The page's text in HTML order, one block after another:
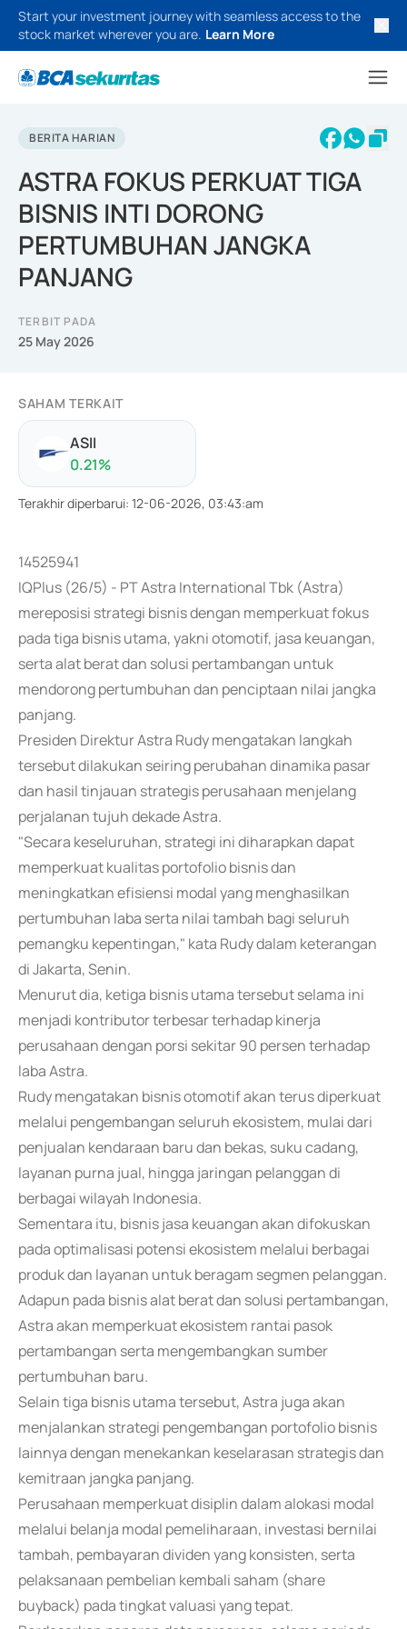
Start your investment journey with seamless access to the
stock market wherever you are. Learn More
BERITA HARIAN
ASTRA FOKUS PERKUAT TIGA
BISNIS INTI DORONG
PERTUMBUHAN JANGKA
PANJANG
TERBIT PADA
25 May 2026
SAHAM TERKAIT
ASII
0.21%
Terakhir diperbarui: 12-06-2026, 03:43:am
14525941
IQPlus (26/5) - PT Astra International Tbk (Astra)
mereposisi strategi bisnis dengan memperkuat fokus
pada tiga bisnis utama, yakni otomotif, jasa keuangan,
serta alat berat dan solusi pertambangan untuk
mendorong pertumbuhan dan penciptaan nilai jangka
panjang.
Presiden Direktur Astra Rudy mengatakan langkah
tersebut dilakukan seiring perubahan dinamika pasar
dan hasil tinjauan strategis perusahaan menjelang
perjalanan tujuh dekade Astra.
"Secara keseluruhan, strategi ini diharapkan dapat
memperkuat kualitas portofolio bisnis dan
meningkatkan efisiensi modal yang menghasilkan
pertumbuhan laba serta nilai tambah bagi seluruh
pemangku kepentingan," kata Rudy dalam keterangan
di Jakarta, Senin.
Menurut dia, ketiga bisnis utama tersebut selama ini
menjadi kontributor terbesar terhadap kinerja
perusahaan dengan porsi sekitar 90 persen terhadap
laba Astra.
Rudy mengatakan bisnis otomotif akan terus diperkuat
melalui pengembangan seluruh ekosistem, mulai dari
penjualan kendaraan baru dan bekas, suku cadang,
layanan purna jual, hingga jaringan pelanggan di
berbagai wilayah Indonesia.
Sementara itu, bisnis jasa keuangan akan difokuskan
pada optimalisasi potensi ekosistem melalui berbagai
produk dan layanan untuk beragam segmen pelanggan.
Adapun pada bisnis alat berat dan solusi pertambangan,
Astra akan memperkuat ekosistem rantai pasok
pertambangan serta mengembangkan sumber
pertumbuhan baru.
Selain tiga bisnis utama tersebut, Astra juga akan
menjalankan strategi pengembangan portofolio bisnis
lainnya dengan menekankan keselarasan strategis dan
kemitraan jangka panjang.
Perusahaan memperkuat disiplin dalam alokasi modal
melalui belanja modal pemeliharaan, investasi bernilai
tambah, pembayaran dividen yang konsisten, serta
pelaksanaan pembelian kembali saham (share
buyback) pada tingkat valuasi yang tepat.